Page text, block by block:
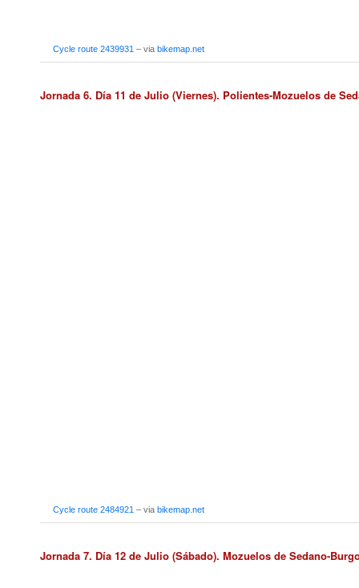
Cycle route 2439931 – via bikemap.net
Jornada 6. Día 11 de Julio (Viernes). Polientes-Mozuelos de
Cycle route 2484921 – via bikemap.net
Jornada 7. Día 12 de Julio (Sábado). Mozuelos de Sedano-